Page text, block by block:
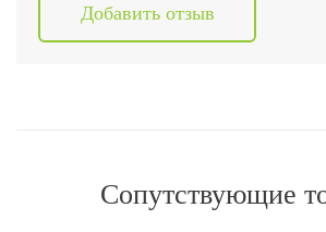
Сопутствующие